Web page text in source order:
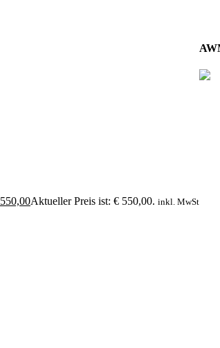
550,00Aktueller Preis ist: € 550,00. inkl. MwSt